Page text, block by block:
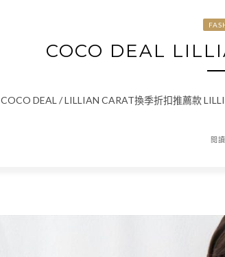
COCO DEAL
COCO DEAL / LILLIAN CARAT換季折扣推薦款
閱